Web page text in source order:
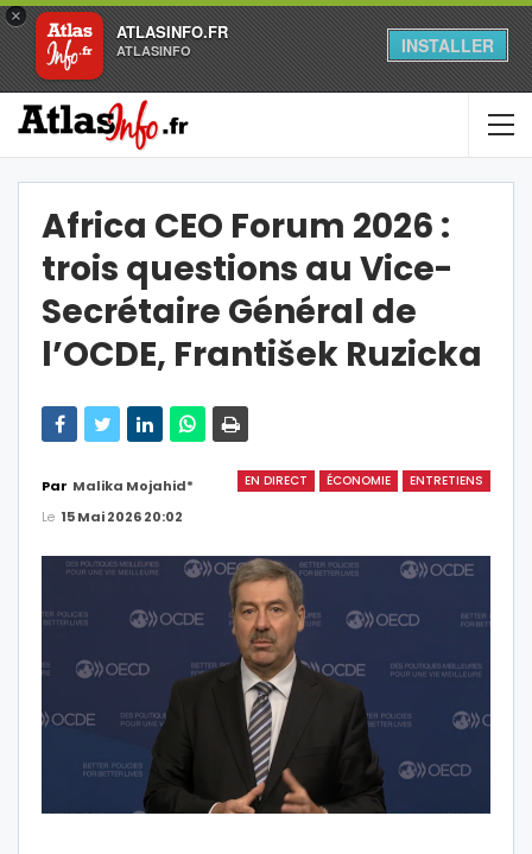
×
ATLASINFO.FR
ATLASINFO INSTALLER
Africa CEO Forum 2026 :
trois questions au Vice-
Secrétaire Général de
l’OCDE, František Ruzicka
EN DIRECT ÉCONOMIE ENTRETIENS
Par Malika Mojahid*
Le 15 Mai 2026 20:02